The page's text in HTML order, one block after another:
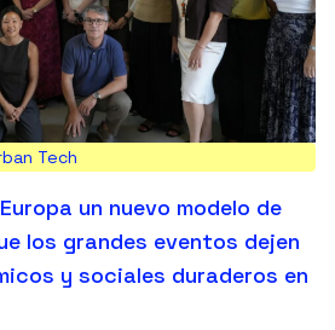
Tech
un nuevo modelo de
los grandes eventos dejen
y sociales duraderos en